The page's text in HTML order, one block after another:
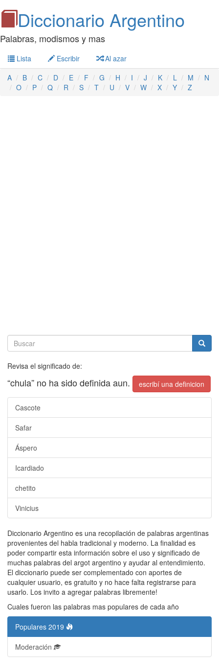
Diccionario Argentino
Palabras, modismos y mas
Lista Escribir
Al azar
A
B C D E F G H I J K L M
N
O
P Q R S T U V W X Y Z
Revisa el significado de:
“chula” no ha sido definida aun. escribí una definicion
Cascote
Safar
Áspero
Icardiado
chetito
Vinicius
Diccionario Argentino es una recopilación de palabras argentinas
provenientes del habla tradicional y moderno. La finalidad es
poder compartir esta información sobre el uso y significado de
muchas palabras del argot argentino y ayudar al entendimiento.
El diccionario puede ser complementado con aportes de
cualquier usuario, es gratuito y no hace falta registrarse para
usarlo. Los invito a agregar palabras libremente!
Cuales fueron las palabras mas populares de cada año
Populares 2019
Moderación